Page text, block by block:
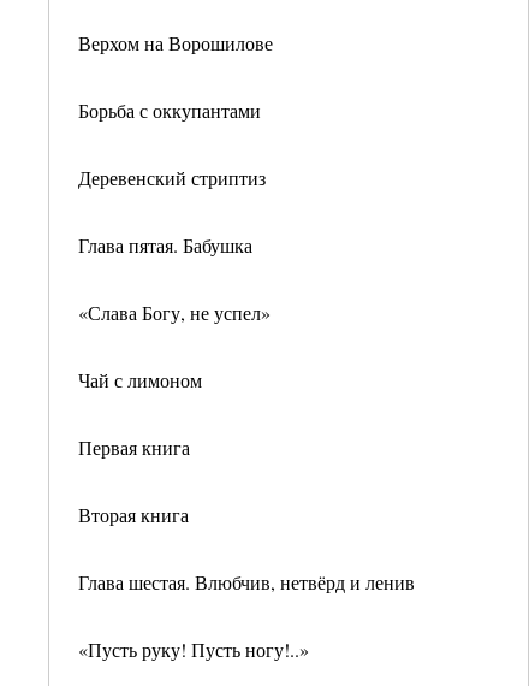
Верхом на Ворошилове
Борьба с оккупантами
Деревенский стриптиз
Глава пятая. Бабушка
«Слава Богу, не успел»
Чай с лимоном
Первая книга
Вторая книга
Глава шестая. Влюбчив, нетвёрд и ленив
«Пусть руку! Пусть ногу!..»